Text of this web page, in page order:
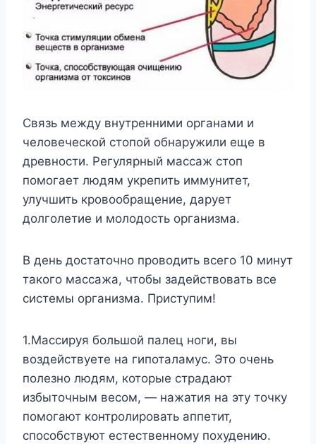
Связь между внутренними органами и
человеческой стопой обнаружили еще в
древности. Регулярный массаж стоп
помогает людям укрепить иммунитет,
улучшить кровообращение, дарует
долголетие и молодость организма.
В день достаточно проводить всего 10 минут
такого массажа, чтобы задействовать все
системы организма. Приступим!
1.Массируя большой палец ноги, вы
воздействуете на гипоталамус. Это очень
полезно людям, которые страдают
избыточным весом, — нажатия на эту точку
помогают контролировать аппетит,
способствуют естественному похудению.